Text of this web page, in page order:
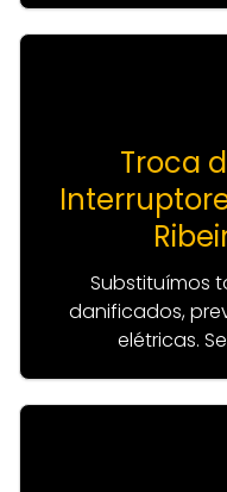
Troca
Substituímos
danificados,
elétricas.